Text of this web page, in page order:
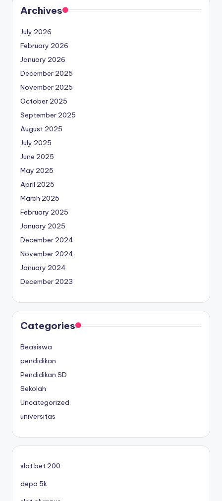
Archives
July 2026
February 2026
January 2026
December 2025
November 2025
October 2025
September 2025
August 2025
July 2025
June 2025
May 2025
April 2025
March 2025
February 2025
January 2025
December 2024
November 2024
January 2024
December 2023
Categories
Beasiswa
pendidikan
Pendidikan SD
Sekolah
Uncategorized
universitas
slot bet 200
depo 5k